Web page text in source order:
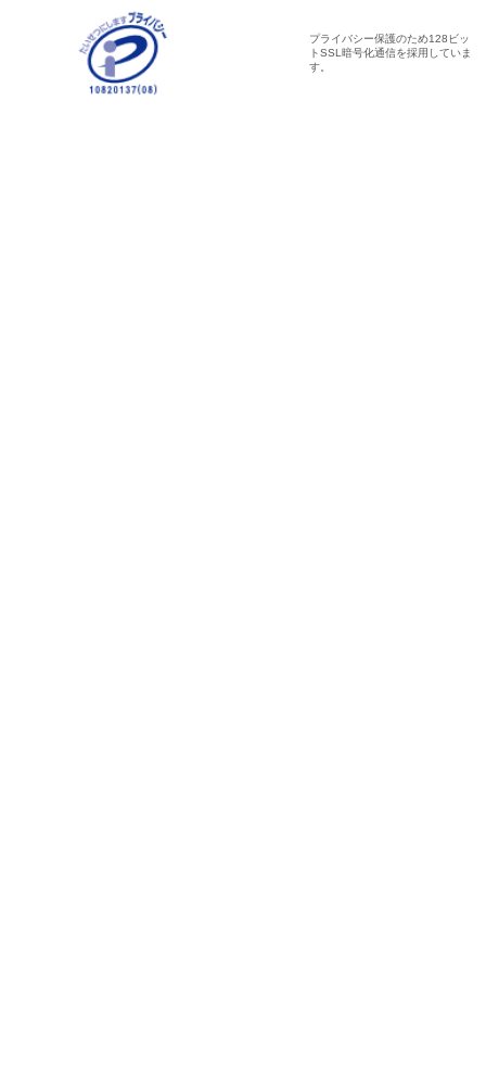
プライバシー保護のため128ビッ
トSSL暗号化通信を採用していま
す。